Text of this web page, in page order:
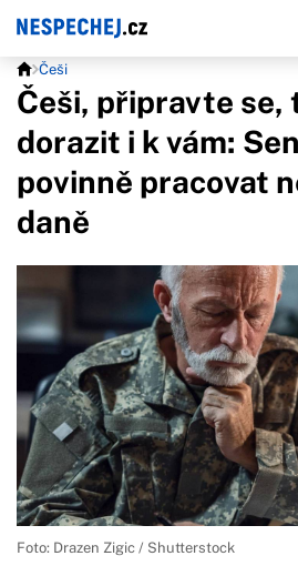
Češi
Češi, připravte se,
dorazit i k vám:
povinně pracovat
daně
Foto: Drazen Zigic / Shutterstock